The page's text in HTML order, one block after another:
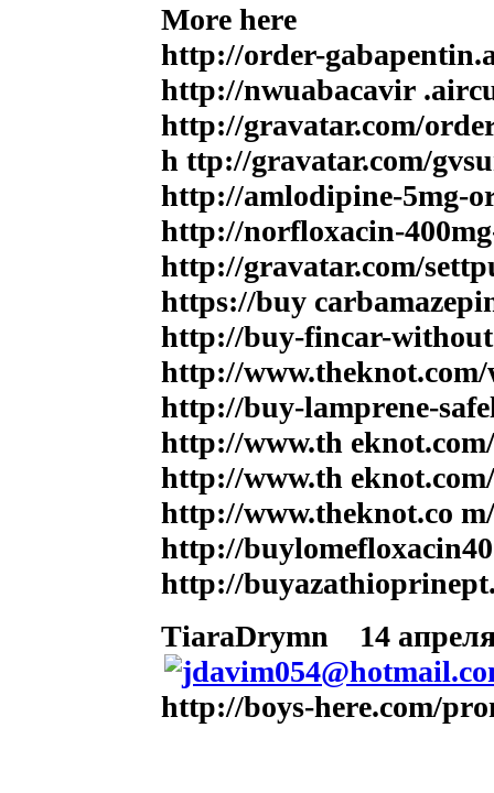
More here
http://order-
http://nwuabacavir
http://gravatar.com/
h ttp://gravatar.com/
http://amlodipine-5mg-
http://norfloxacin-
http://gravatar.com/
https://buy
http://buy-fincar-
http://
http://buy-lamprene-
http://www.th
http://www.th
http://www.theknot.co
http://
http://
TiaraDrymn
14
http://boys-here.com/